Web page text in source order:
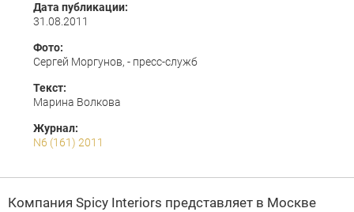
Дата публикации:
31.08.2011
Фото:
Сергей Моргунов, - пресс-служб
Текст:
Марина Волкова
Журнал:
N6 (161) 2011
Компания Spicy Interiors представляет в Москве